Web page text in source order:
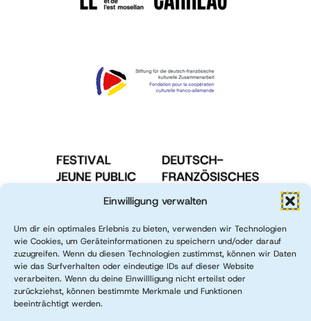
Einwilligung verwalten
Um dir ein optimales Erlebnis zu bieten, verwenden wir Technologien
wie Cookies, um Geräteinformationen zu speichern und/oder darauf
zuzugreifen. Wenn du diesen Technologien zustimmst, können wir Daten
wie das Surfverhalten oder eindeutige IDs auf dieser Website
verarbeiten. Wenn du deine Einwillligung nicht erteilst oder
zurückziehst, können bestimmte Merkmale und Funktionen
beeinträchtigt werden.